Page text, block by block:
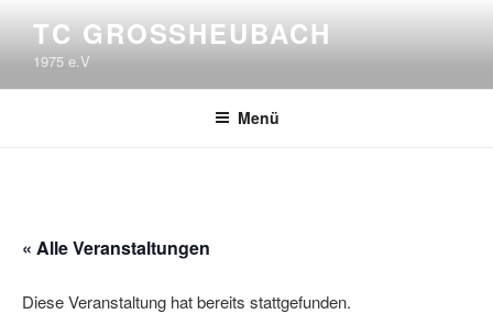
springen
TC GROSSHEUBACH
1975 e.V
Menü
« Alle Veranstaltungen
Diese Veranstaltung hat bereits stattgefunden.